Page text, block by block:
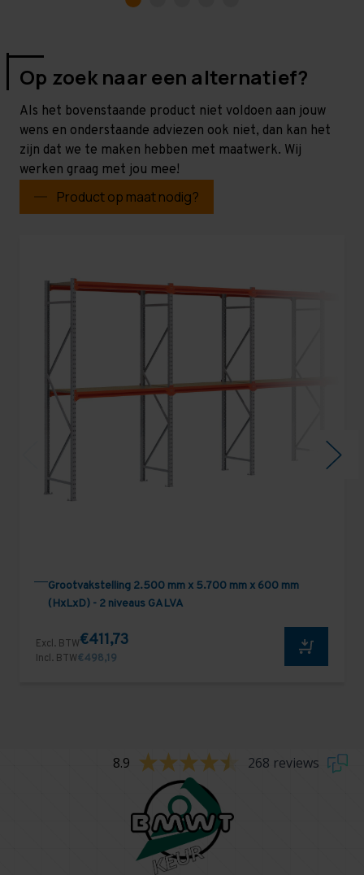
Op zoek naar een alternatief?
Als het bovenstaande product niet voldoen aan jouw
wens en onderstaande adviezen ook niet, dan kan het
zijn dat we te maken hebben met maatwerk. Wij
werken graag met jou mee!
Product op maat nodig?
Grootvakstelling 2.500 mm x 5.700 mm x 600 mm
(HxLxD) - 2 niveaus GALVA
Excl. BTW€411,73
Incl. BTW€498,19
8.9 268 reviews